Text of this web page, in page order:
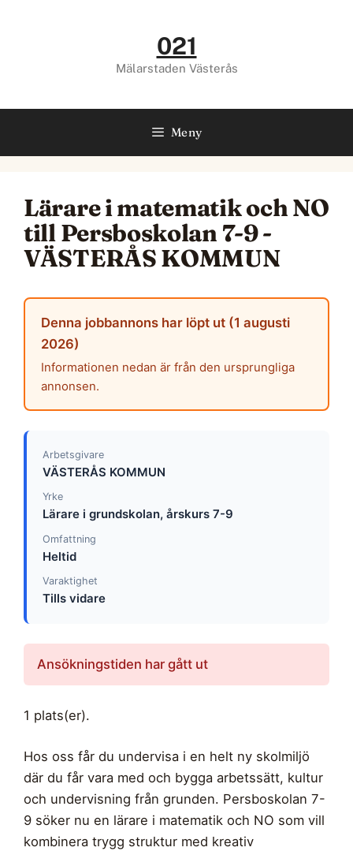
021
Mälarstaden Västerås
Meny
Lärare i matematik och NO
till Persboskolan 7-9 -
VÄSTERÅS KOMMUN
Denna jobbannons har löpt ut (1 augusti
2026)
Informationen nedan är från den ursprungliga
annonsen.
Arbetsgivare
VÄSTERÅS KOMMUN
Yrke
Lärare i grundskolan, årskurs 7-9
Omfattning
Heltid
Varaktighet
Tills vidare
Ansökningstiden har gått ut
1 plats(er).
Hos oss får du undervisa i en helt ny skolmiljö
där du får vara med och bygga arbetssätt, kultur
och undervisning från grunden. Persboskolan 7-
9 söker nu en lärare i matematik och NO som vill
kombinera trygg struktur med kreativ